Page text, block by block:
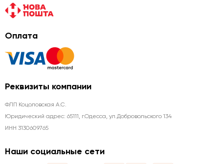
Оплата
Реквизиты компании
ФЛП Коцоловская А.С.
Юридический адрес: 65111, г.Одесса, ул.Добровольского 134
ИНН 3130609765
Наши социальные сети